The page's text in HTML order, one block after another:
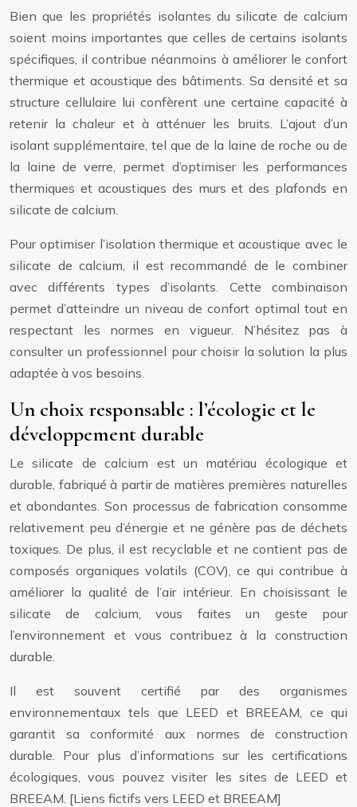
Bien que les propriétés isolantes du silicate de calcium
soient moins importantes que celles de certains isolants
spécifiques, il contribue néanmoins à améliorer le confort
thermique et acoustique des bâtiments. Sa densité et sa
structure cellulaire lui confèrent une certaine capacité à
retenir la chaleur et à atténuer les bruits. L’ajout d’un
isolant supplémentaire, tel que de la laine de roche ou de
la laine de verre, permet d’optimiser les performances
thermiques et acoustiques des murs et des plafonds en
silicate de calcium.
Pour optimiser l’isolation thermique et acoustique avec le
silicate de calcium, il est recommandé de le combiner
avec différents types d’isolants. Cette combinaison
permet d’atteindre un niveau de confort optimal tout en
respectant les normes en vigueur. N’hésitez pas à
consulter un professionnel pour choisir la solution la plus
adaptée à vos besoins.
Un choix responsable : l’écologie et le
développement durable
Le silicate de calcium est un matériau écologique et
durable, fabriqué à partir de matières premières naturelles
et abondantes. Son processus de fabrication consomme
relativement peu d’énergie et ne génère pas de déchets
toxiques. De plus, il est recyclable et ne contient pas de
composés organiques volatils (COV), ce qui contribue à
améliorer la qualité de l’air intérieur. En choisissant le
silicate de calcium, vous faites un geste pour
l’environnement et vous contribuez à la construction
durable.
Il est souvent certifié par des organismes
environnementaux tels que LEED et BREEAM, ce qui
garantit sa conformité aux normes de construction
durable. Pour plus d’informations sur les certifications
écologiques, vous pouvez visiter les sites de LEED et
BREEAM. [Liens fictifs vers LEED et BREEAM]